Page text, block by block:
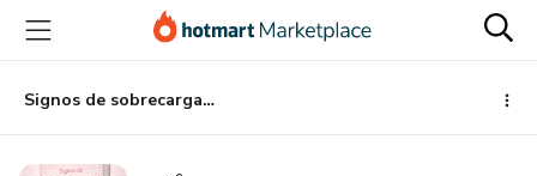
principal
página
de
página
Signos de sobrecarga emocional - Descubra rápidamente si está sobrepasando sus límites.